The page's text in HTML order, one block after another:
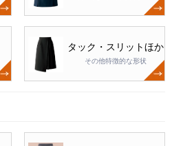
タック・スリットほか
その他特徴的な形状